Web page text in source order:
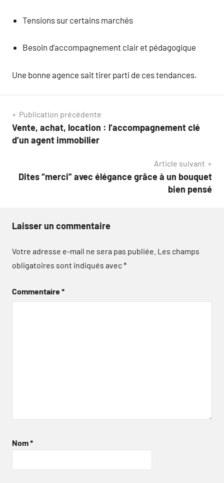
Tensions sur certains marchés
Besoin d’accompagnement clair et pédagogique
Une bonne agence sait tirer parti de ces tendances.
Navigation
de
Publication précédente
Vente, achat, location : l’accompagnement clé
d’un agent immobilier
Article suivant
Dites “merci” avec élégance grâce à un bouquet
bien pensé
Laisser un commentaire
Votre adresse e-mail ne sera pas publiée. Les champs
obligatoires sont indiqués avec*
Commentaire*
Nom*